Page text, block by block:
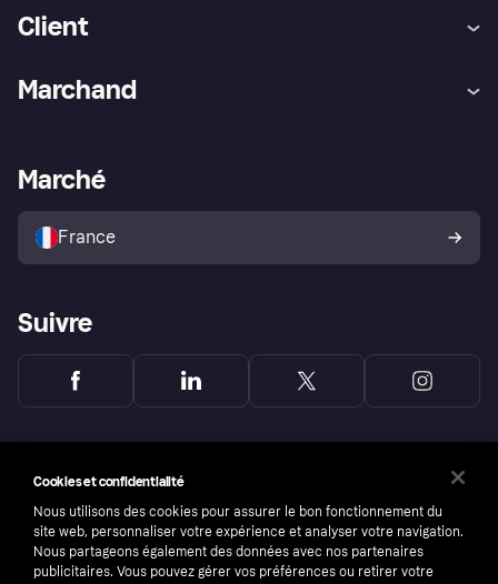
Client
Explorez les magasins
Politique de protection de
l’acheteur Klarna
Marchand
Portail Marchand
Marché
France
Suivre
Cookies et confidentialité
Nous utilisons des cookies pour assurer le bon fonctionnement du
site web, personnaliser votre expérience et analyser votre navigation.
Nous partageons également des données avec nos partenaires
publicitaires. Vous pouvez gérer vos préférences ou retirer votre